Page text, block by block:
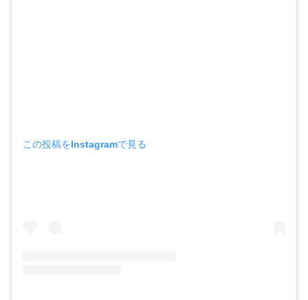
この投稿をInstagramで見る